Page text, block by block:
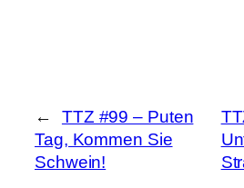
←
TTZ #99 – Puten
Tag, Kommen Sie
Schwein!